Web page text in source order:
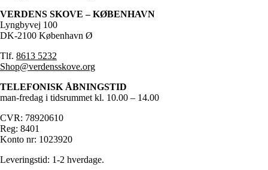
VERDENS SKOVE – KØBENHAVN
Lyngbyvej 100
DK-2100 København Ø
Tlf. 8613 5232
Shop@verdensskove.org
TELEFONISK ÅBNINGSTID
man-fredag i tidsrummet kl. 10.00 – 14.00
CVR: 78920610
Reg: 8401
Konto nr: 1023920
Leveringstid: 1-2 hverdage.